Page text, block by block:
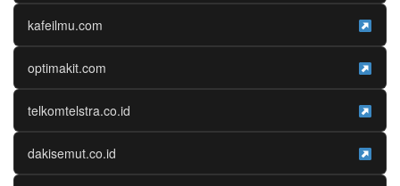
kafeilmu.com
optimakit.com
telkomtelstra.co.id
dakisemut.co.id